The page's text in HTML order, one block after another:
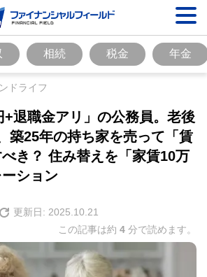
相続 税金 年金
ドライフ
+退職金アリ」の公務員。老後
築25年の持ち家を売って「賃
き？ 住み替えを「家賃10万
ション
更新日: 2025.10.21
この記事は約 4 分で読めます。